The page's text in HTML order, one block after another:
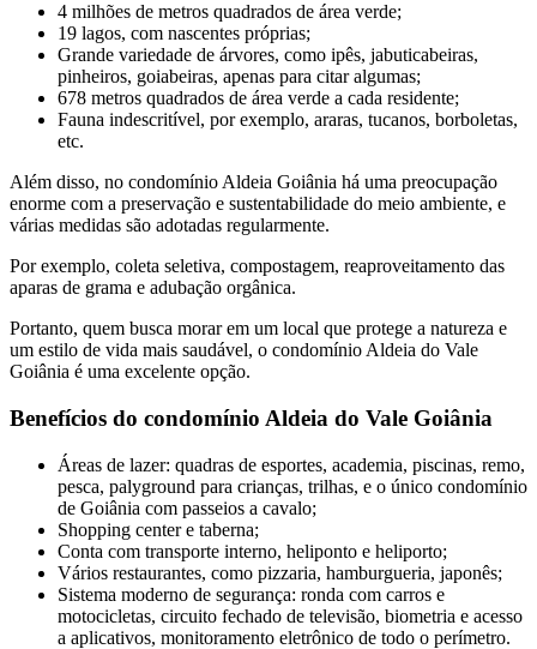
4 milhões de metros quadrados de área verde;
19 lagos, com nascentes próprias;
Grande variedade de árvores, como ipês, jabuticabeiras,
pinheiros, goiabeiras, apenas para citar algumas;
678 metros quadrados de área verde a cada residente;
Fauna indescritível, por exemplo, araras, tucanos, borboletas,
etc.
Além disso, no condomínio Aldeia Goiânia há uma preocupação
enorme com a preservação e sustentabilidade do meio ambiente, e
várias medidas são adotadas regularmente.
Por exemplo, coleta seletiva, compostagem, reaproveitamento das
aparas de grama e adubação orgânica.
Portanto, quem busca morar em um local que protege a natureza e
um estilo de vida mais saudável, o condomínio Aldeia do Vale
Goiânia é uma excelente opção.
Benefícios do condomínio Aldeia do Vale Goiânia
Áreas de lazer: quadras de esportes, academia, piscinas, remo,
pesca, palyground para crianças, trilhas, e o único condomínio
de Goiânia com passeios a cavalo;
Shopping center e taberna;
Conta com transporte interno, heliponto e heliporto;
Vários restaurantes, como pizzaria, hamburgueria, japonês;
Sistema moderno de segurança: ronda com carros e
motocicletas, circuito fechado de televisão, biometria e acesso
a aplicativos, monitoramento eletrônico de todo o perímetro.